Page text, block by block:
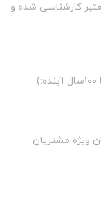
کارشناسی شده و
ویژه مشتریان